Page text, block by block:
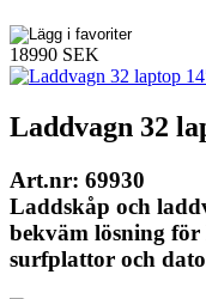
18990 SEK
Laddvagn 32
Art.nr: 69930
Laddskåp och
bekväm lösning
surfplattor och